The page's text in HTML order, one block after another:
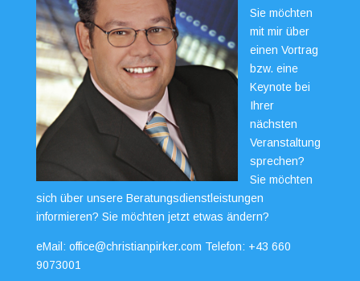
Sie möchten
mit mir über
einen Vortrag
bzw. eine
Keynote bei
Ihrer
nächsten
Veranstaltung
sprechen?
Sie möchten
sich über unsere Beratungsdienstleistungen
informieren? Sie möchten jetzt etwas ändern?
eMail: office@christianpirker.com Telefon: +43 660
9073001